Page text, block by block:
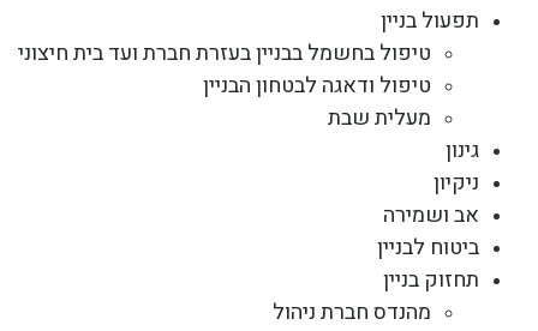
תפעול בניין
טיפול בחשמל בבניין בעזרת חברת ועד בית חיצוני
טיפול ודאגה לבטחון הבניין
מעלית שבת
גינון
ניקיון
אב ושמירה
ביטוח לבניין
תחזוק בניין
מהנדס חברת ניהול